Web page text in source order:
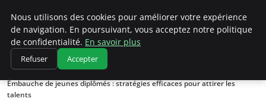
Chasseur De Tête
Accueil
Guides et Conseils
Embauche de jeunes diplômés : stratégies efficaces pour attirer les
talents
Nous utilisons des cookies pour améliorer votre expérience
de navigation. En poursuivant, vous acceptez notre politique
de confidentialité. En savoir plus
Refuser Accepter